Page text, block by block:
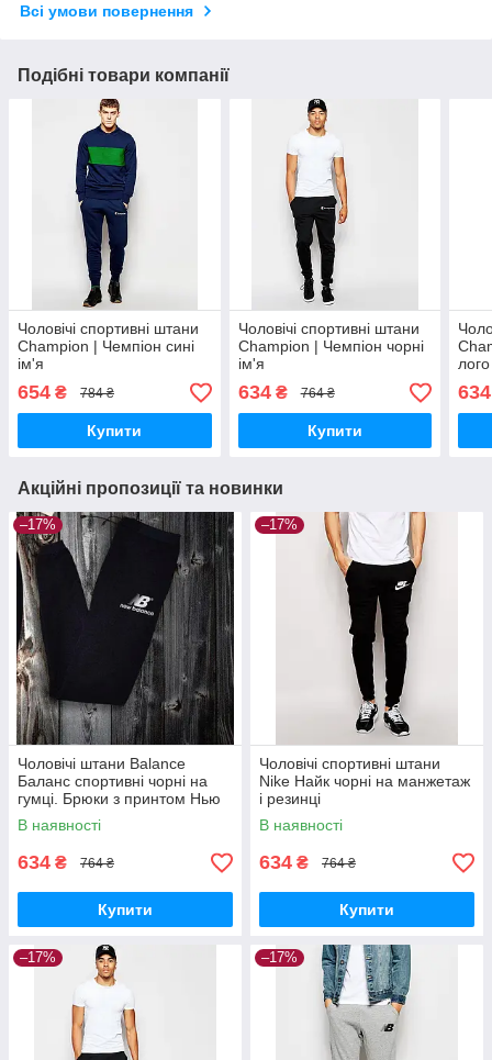
Всі умови повернення
Подібні товари компанії
Чоловічі спортивні штани
Champion | Чемпіон сині
ім'я
654 ₴ 784 ₴
Купити
Чоловічі спортивні штани
Champion | Чемпіон чорні
ім'я
634₴ 764 ₴
Купити
лого
634
Акційні пропозиції та новинки
–17%
Чоловічі штани Balance
Баланс спортивні чорні на
гумці. Брюки з принтом Нью
Беланс трикотажні з
кишенями
В наявності
634 ₴ 764 ₴
Купити
–17%
Чоловічі спортивні штани
Nike Найк чорні на манжетаж
і резинці
В наявності
634 ₴ 764 ₴
Купити
–17% –17%